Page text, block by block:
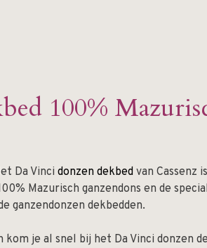
100%
Da Vinci donzen dekbed van Cassenz
Mazurisch ganzendons en de
ganzendonzen dekbedden.
kom je al snel bij het Da Vinci donzen